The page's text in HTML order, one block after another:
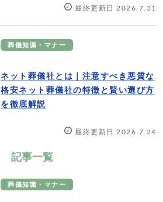
最終更新日 2026.7.31
葬儀知識・マナー
ネット葬儀社とは｜注意すべき悪質な
格安ネット葬儀社の特徴と賢い選び方
を徹底解説
最終更新日 2026.7.24
記事一覧
葬儀知識・マナー